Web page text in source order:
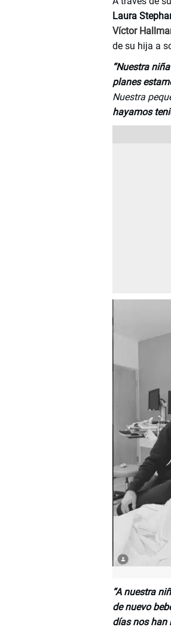
Laura
Víctor
de su hija a
“Nuestra
planes
Nuestra
hayamos
“A nuestra
de nuevo
días nos han